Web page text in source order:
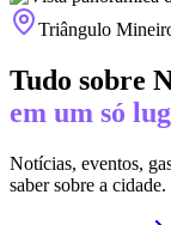
Triângulo
Tudo sobre
em um só
Notícias, eventos,
saber sobre a cidade.